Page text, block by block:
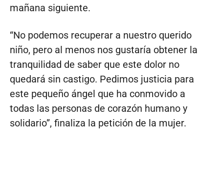
mañana siguiente.
“No podemos recuperar a nuestro querido
niño, pero al menos nos gustaría obtener la
tranquilidad de saber que este dolor no
quedará sin castigo. Pedimos justicia para
este pequeño ángel que ha conmovido a
todas las personas de corazón humano y
solidario”, finaliza la petición de la mujer.